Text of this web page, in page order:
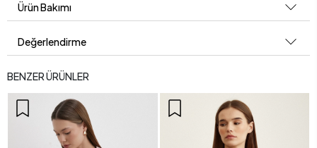
Ürün Bakımı
Değerlendirme
BENZER ÜRÜNLER